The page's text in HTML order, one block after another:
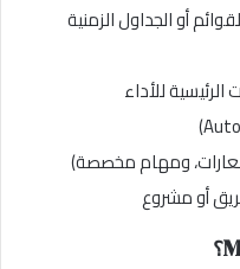
ومهام مخصصة)
أو مشروع